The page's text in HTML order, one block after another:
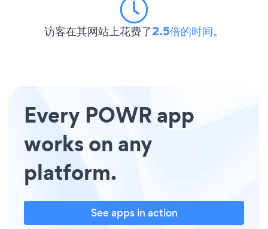
访客在其网站上花费了2.5倍的时间。
Every POWR app
works on any
platform.
See apps in action